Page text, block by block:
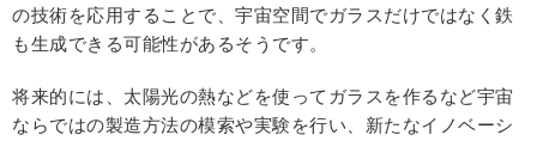
の技術を応用することで、宇宙空間でガラスだけではなく鉄
も生成できる可能性があるそうです。
将来的には、太陽光の熱などを使ってガラスを作るなど宇宙
ならではの製造方法の模索や実験を行い、新たなイノベーシ